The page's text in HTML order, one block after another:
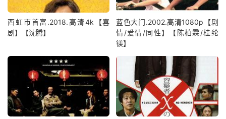
西虹市首富.2018.高清4k【喜
剧】【沈腾】
蓝色大门.2002.高清1080p【剧
情/爱情/同性】【陈柏霖/桂纶
镁】